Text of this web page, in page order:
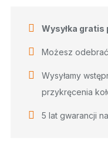
Wysyłka gratis
Możesz
Wysyłamy
przykręcenia
5 lat gwarancji